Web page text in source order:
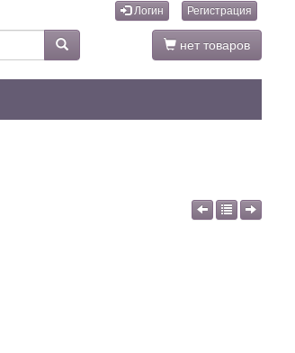
Логин Регистрация
нет товаров